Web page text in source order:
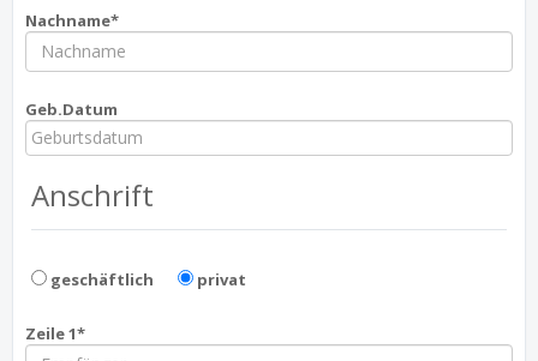
Nachname*
Geb.Datum
Anschrift
geschäftlich privat
Zeile 1*